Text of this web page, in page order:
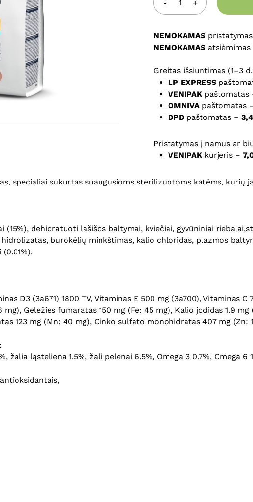
NEMOKAMAS
NEMOKAMAS atsiėmimas
Greitas išsiuntimas (1–3
LP EXPRESS
VENIPAK paštomatas
OMNIVA paštomatas
DPD paštomatas –
Pristatymas į namus ar
VENIPAK kurjeris –
specialiai sukurtas suaugusioms sterilizuotoms katėms, kurių
(15%), dehidratuoti lašišos baltymai, kviečiai, gyvūniniai
burokėlių minkštimas, kalio chloridas, plazmos
D3 (3a671) 1800 TV, Vitaminas E 500 mg (3a700), Vitaminas
Geležies fumaratas 150 mg (Fe: 45 mg), Kalio jodidas 1.9
123 mg (Mn: 40 mg), Cinko sulfato monohidratas 407 mg (Zn:
žalia ląsteliena 1.5%, žali pelenai 6.5%, Omega 3 0.7%, Omega 6
puslapį, kad jų
komentarą.